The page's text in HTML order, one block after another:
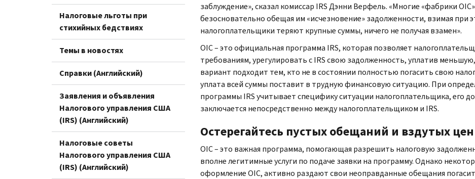
Налоговые льготы при
стихийных бедствиях
Темы в новостях
Справки (Английский)
Заявления и объявления
Налогового управления США
(IRS) (Английский)
Налоговые советы
Налогового управления США
(IRS) (Английский)
заблуждение», сказал комиссар IRSДэнни Верфель. «Многие «фабрикиOIC
безосновательно обещая им «исчезновение» задолженности, взимая при
налогоплательщики теряют крупные суммы, ничего не получая взамен».
OIC– это официальная программа IRS, которая позволяет
требованиям, урегулировать сIRSсвою задолженность, уплатив
вариант подходит тем, кто не в состоянии полностью погасить свою
уплата всей суммы поставит в трудную финансовую ситуацию. При
программы IRSучитывает специфику ситуации налогоплательщика, его
заключается непосредственно между налогоплательщиком и IRS.
Остерегайтесь пустых обещаний и вздутых цен
OIC– это важная программа, помогающая разрешить налоговую
вполне легитимные услуги по подаче заявки на программу. Однако
оформлениеOIC,активно раздают свои неоправданные обещания